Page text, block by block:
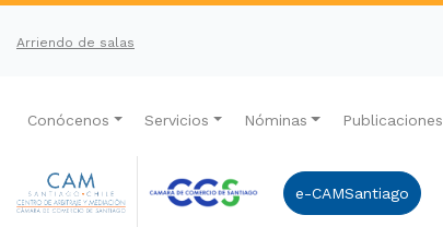
Arriendo de salas
Conócenos Servicios Nóminas Publicaciones
e-CAMSantiago